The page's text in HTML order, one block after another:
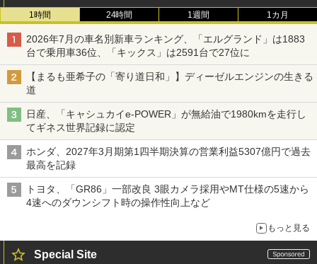
1時間 24時間 1週間 1カ月
2026年7月の車名別新車ランキング、「エルグランド」は1883
台で乗用車36位、「キックス」は2591台で27位に
【まるも亜希子の「寄り道日和」】ディーゼルエンジンの生きる
道
日産、「キャシュカイe-POWER」が無給油で1980kmを走行し
てギネス世界記録に認定
ホンダ、2027年3月期第1四半期決算の営業利益5307億円で過去
最高を記録
トヨタ、「GR86」一部改良 3眼カメラ採用やMT仕様の5速から
4速へのダウンシフト時の操作性向上など
もっと見る
Special Site